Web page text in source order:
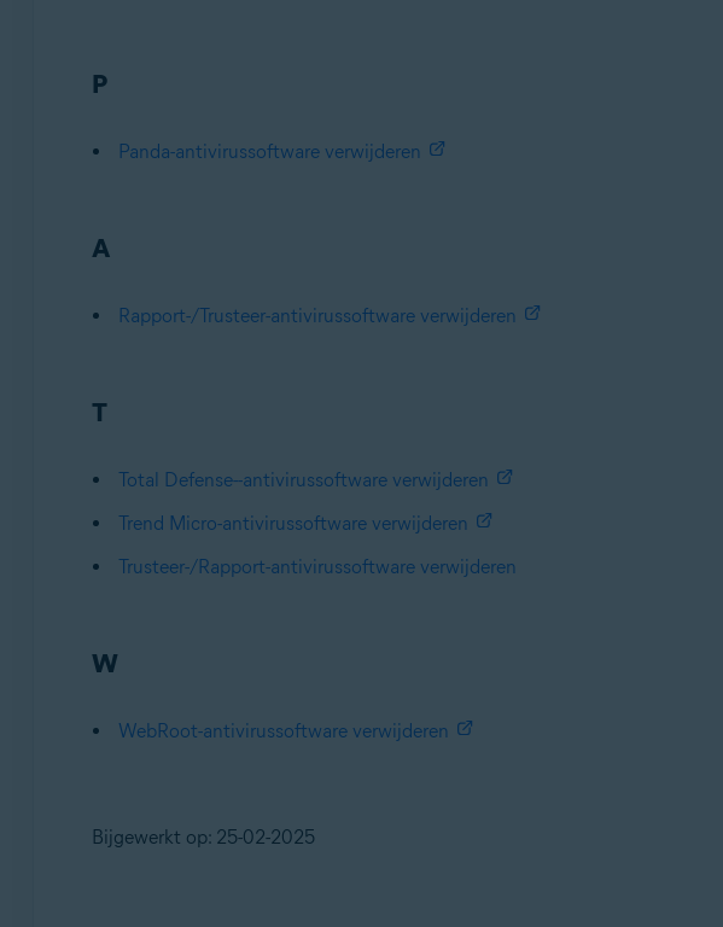
P
Panda-antivirussoftware verwijderen
A
Rapport-/Trusteer-antivirussoftware verwijderen
T
Total Defense--antivirussoftware verwijderen
Trend Micro-antivirussoftware verwijderen
Trusteer-/Rapport-antivirussoftware verwijderen
W
WebRoot-antivirussoftware verwijderen
Bijgewerkt op: 25-02-2025